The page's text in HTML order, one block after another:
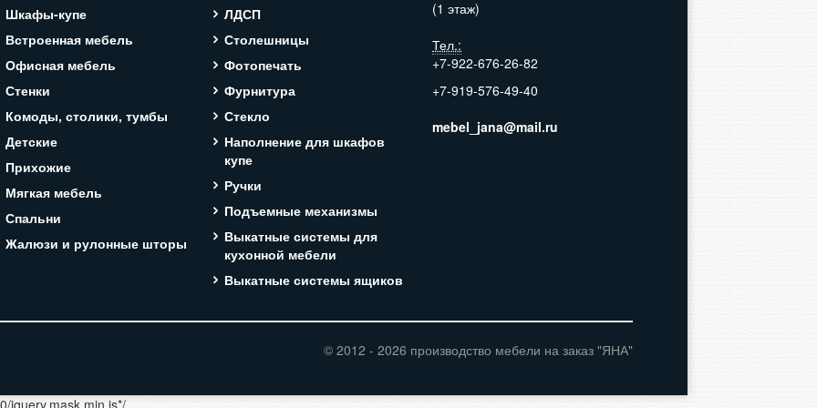
Кухни
Шкафы-купе
Встроенная мебель
Офисная мебель
Стенки
Комоды, столики, тумбы
Детские
Прихожие
Мягкая мебель
Спальни
Жалюзи и рулонные шторы
ЛДСП
Столешницы
Фотопечать
Фурнитура
Стекло
Наполнение для шкафов
купе
Ручки
Подъемные механизмы
Выкатные системы для
кухонной мебели
Выкатные системы ящиков
(1 этаж)
Тел.:
+7-922-676-26-82
+7-919-576-49-40
mebel_jana@mail.ru
© 2012 - 2026 производство мебели на заказ "ЯНА"
jquery.mask.min.js*/